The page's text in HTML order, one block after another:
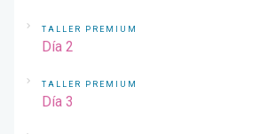
TALLER PREMIUM
Día 2
TALLER PREMIUM
Día 3